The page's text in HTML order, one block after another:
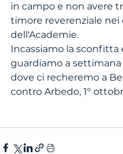
in campo e non avere
timore reverenziale
dell'Academie.
Incassiamo la sconfitta
guardiamo a settimana
dove ci recheremo a
contro Arbedo, 1°